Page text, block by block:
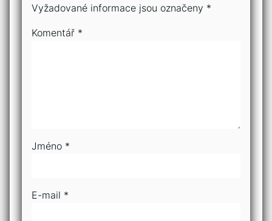
Vyžadované informace jsou označeny *
Komentář *
Jméno *
E-mail *